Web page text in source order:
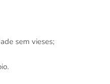
sem vieses;